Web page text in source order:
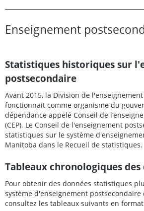
Enseignement
Statistiques historiques sur
postsecondaire
Avant 2015, la Division de
fonctionnait comme organisme du
dépendance appelé Conseil de
(CEP). Le Conseil de l'enseignement
statistiques sur le système
Manitoba dans le Recueil de statistiques.
Tableaux chronologiques des
Pour obtenir des données statistiques
système d'enseignement
consultez les tableaux suivants en